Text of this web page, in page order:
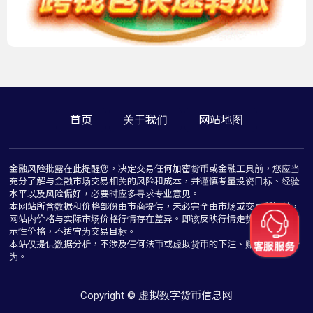
首页 关于我们 网站地图
金融风险批露在此提醒您，决定交易任何加密货币或金融工具前，您应当
充分了解与金融市场交易相关的风险和成本，并谨慎考量投资目标、经验
水平以及风险偏好，必要时应多寻求专业意见。
本网站所含数据和价格部份由市商提供，未必完全由市场或交易所提供，
网站内价格与实际市场价格行情存在差异。即该反映行情走势价格仅为指
示性价格，不适宜为交易目标。
本站仅提供数据分析，不涉及任何法币或虚拟货币的下注、赌博与推介行
为。
Copyright © 虚拟数字货币信息网